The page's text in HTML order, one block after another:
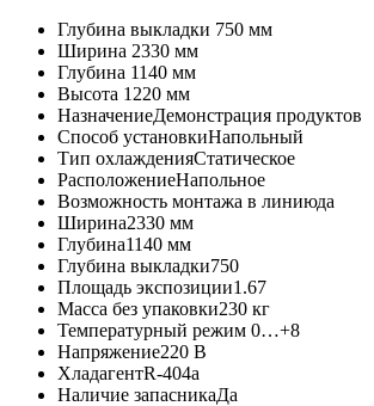
Глубина выкладки 750 мм
Ширина 2330 мм
Глубина 1140 мм
Высота 1220 мм
НазначениеДемонстрация продуктов
Способ установкиНапольный
Тип охлажденияСтатическое
РасположениеНапольное
Возможность монтажа в линиюда
Ширина2330 мм
Глубина1140 мм
Глубина выкладки750
Площадь экспозиции1.67
Масса без упаковки230 кг
Температурный режим 0…+8
Напряжение220 В
ХладагентR-404a
Наличие запасникаДа